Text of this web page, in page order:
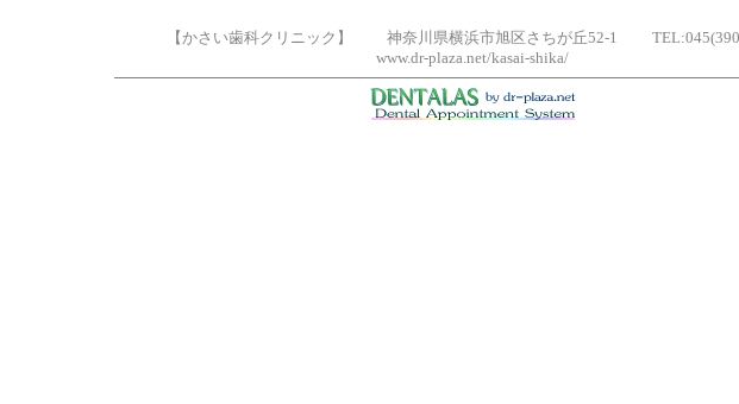
【かさい歯科クリニック】 神奈川県横浜市旭区さちが丘52-1
www.dr-plaza.net/kasai-shika/